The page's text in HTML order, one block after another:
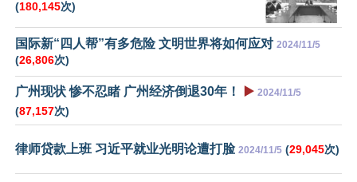
(180,145次)
国际新“四人帮”有多危险 文明世界将如何应对 2024/11/5
(26,806次)
广州现状 惨不忍睹 广州经济倒退30年！ ▶️ 2024/11/5
(87,157次)
律师贷款上班 习近平就业光明论遭打脸 2024/11/5 (29,045次)